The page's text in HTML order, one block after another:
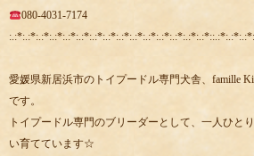
080-4031-7174
愛媛県新居浜市のトイプードル専門犬舎、famille
です。
トイプードル専門のブリーダーとして、一人ひと
い育てています☆